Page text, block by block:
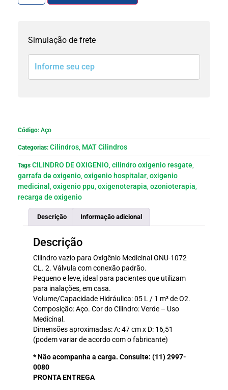
Simulação de frete
Código: Aço
Categorias: Cilindros MAT Cilindros
Tags CILINDRO DE OXIGENIO cilindro oxigenio resgate
garrafa de oxigenio oxigenio hospitalar oxigenio
medicinal
oxigenio ppu oxigenoterapia ozonioterapia
recarga de oxigenio
Descrição Informação adicional
Descrição
Cilindro vazio para Oxigênio Medicinal ONU-1072
CL. 2. Válvula com conexão padrão.
Pequeno e leve, ideal para pacientes que utilizam
para inalações, em casa.
Volume/Capacidade Hidráulica: 05 L / 1 m³ de O2.
Composição: Aço. Cor do Cilindro: Verde – Uso
Medicinal.
Dimensões aproximadas: A: 47 cm x D: 16,51
(podem variar de acordo com o fabricante)
* Não acompanha a carga. Consulte: (11) 2997-
0080
PRONTA ENTREGA